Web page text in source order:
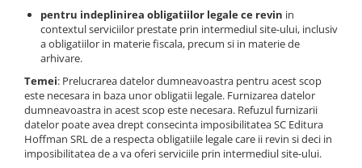
pentru indeplinirea obligatiilor legale ce revin in
contextul serviciilor prestate prin intermediul site-ului, inclusiv
a obligatiilor in materie fiscala, precum si in materie de
arhivare.
Temei: Prelucrarea datelor dumneavoastra pentru acest scop
este necesara in baza unor obligatii legale. Furnizarea datelor
dumneavoastra in acest scop este necesara. Refuzul furnizarii
datelor poate avea drept consecinta imposibilitatea SC Editura
Hoffman SRL de a respecta obligatiile legale care ii revin si deci in
imposibilitatea de a va oferi serviciile prin intermediul site-ului.